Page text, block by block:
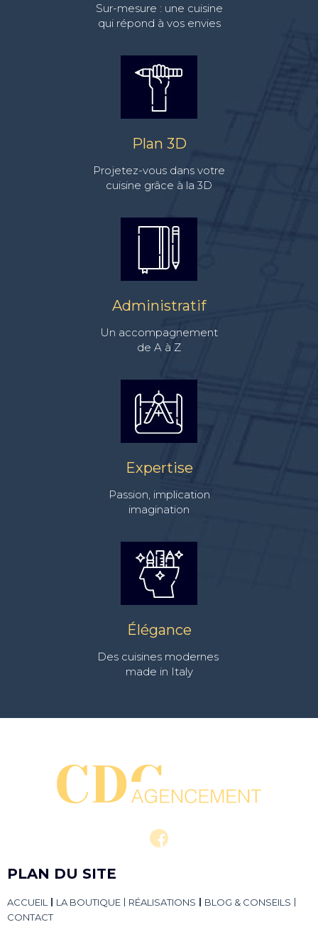
Sur-mesure : une cuisine
qui répond à vos envies
Plan 3D
Projetez-vous dans votre
cuisine grâce à la 3D
Administratif
Un accompagnement
de A à Z
Expertise
Passion, implication
imagination
Élégance
Des cuisines modernes
made in Italy
PLAN DU SITE
ACCUEIL LA BOUTIQUE RÉALISATIONS
BLOG & CONSEILS
CONTACT